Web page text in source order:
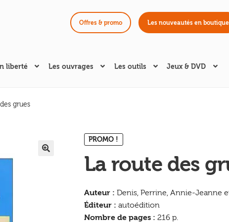
Offres & promo Les nouveautés en boutique
liberté Les ouvrages Les outils Jeux & DVD
grues
PROMO !
La route des
Auteur : Denis, Perrine, Annie-Jeanne
Éditeur : autoédition
Nombre de pages : 216 p.